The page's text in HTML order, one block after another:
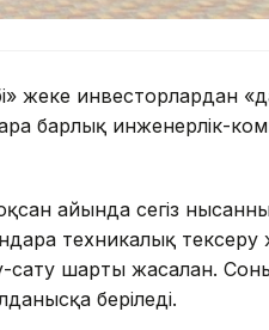
жеке инвесторлардан
барлық инженерлік-
айында сегіз
техникалық тексеру
сату шарты жасалған.
беріледі.